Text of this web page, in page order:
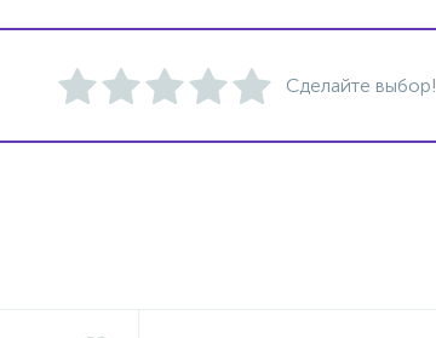
Сделайте выбор!